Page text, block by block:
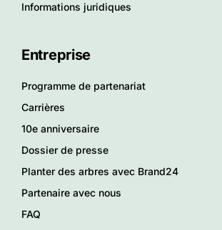
Informations juridiques
Entreprise
Programme de partenariat
Carrières
10e anniversaire
Dossier de presse
Planter des arbres avec Brand24
Partenaire avec nous
FAQ